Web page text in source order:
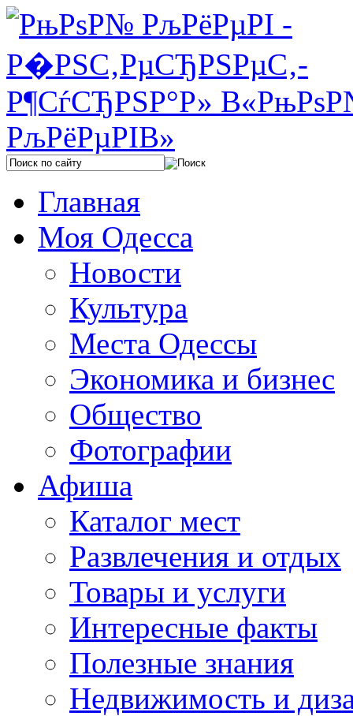
Главная
Моя Одесса
Новости
Культура
Места Одессы
Экономика и бизнес
Общество
Фотографии
Афиша
Каталог мест
Развлечения и отдых
Товары и услуги
Интересные факты
Полезные знания
Недвижимость и